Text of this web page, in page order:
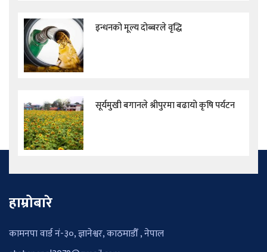
इन्धनको मूल्य दोब्बरले वृद्धि
सूर्यमुखी बगानले श्रीपुरमा बढायो कृषि पर्यटन
हाम्रोबारे
कामनपा वार्ड नं-३०, ज्ञानेश्वर, काठमाडौँ , नेपाल